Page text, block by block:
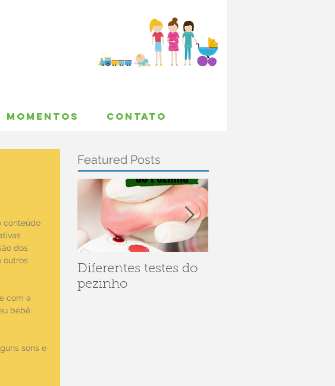
MOMENTOS CONTATO
conteúdo
dos
outros
com a
bebê
sons e
Featured Posts
Diferentes testes do
pezinho